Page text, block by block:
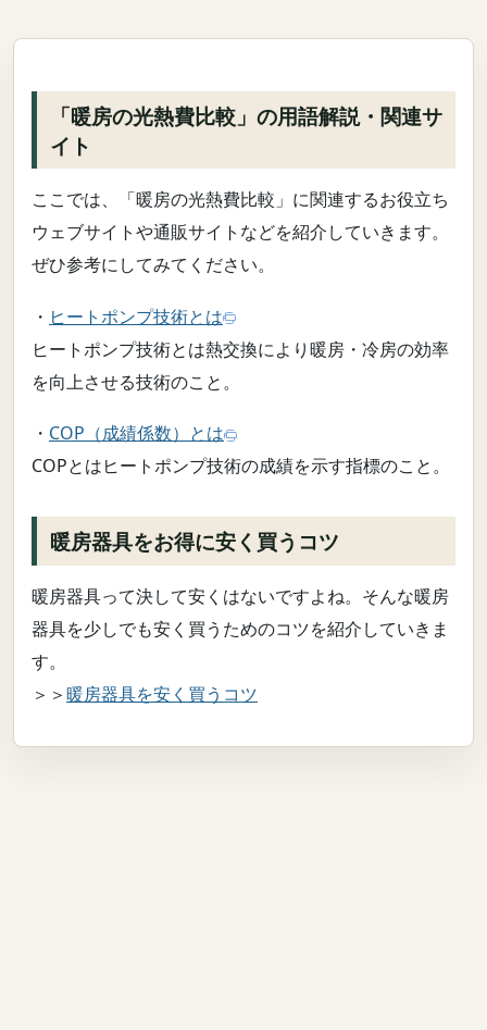
「暖房の光熱費比較」の用語解説・関連サ
イト
ここでは、「暖房の光熱費比較」に関連するお役立ち
ウェブサイトや通販サイトなどを紹介していきます。
ぜひ参考にしてみてください。
・ ヒートポンプ技術とは
ヒートポンプ技術とは熱交換により暖房・冷房の効率
を向上させる技術のこと。
・ COP（成績係数）とは
COPとはヒートポンプ技術の成績を示す指標のこと。
暖房器具をお得に安く買うコツ
暖房器具って決して安くはないですよね。そんな暖房
器具を少しでも安く買うためのコツを紹介していきま
す。
＞＞暖房器具を安く買うコツ